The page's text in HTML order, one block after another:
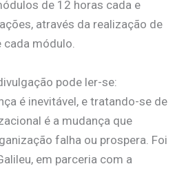
de 12 horas cada e
através da realização de
cada módulo.
pode ler-se:
é inevitável, e tratando-se de
é a mudança que
falha ou prospera. Foi
em parceria com a